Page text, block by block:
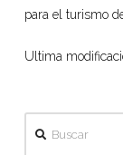
para el turismo
Ultima